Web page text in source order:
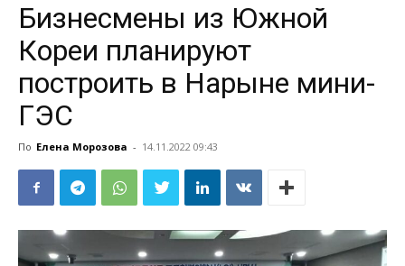
Бизнесмены из Южной
Кореи планируют
построить в Нарыне мини-
ГЭС
По Елена Морозова - 14.11.2022 09:43